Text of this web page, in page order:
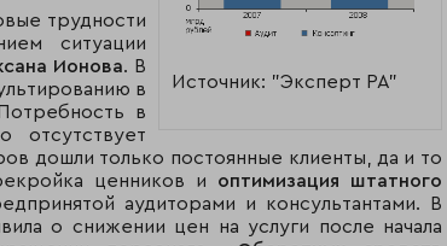
Источник: "Эксперт РА"
трудности
ситуации
Ионова. В
в
в
отсутствует
дошли только постоянные клиенты, да и то
ценников и оптимизация штатного
аудиторами и консультантами. В
о снижении цен на услуги после начала